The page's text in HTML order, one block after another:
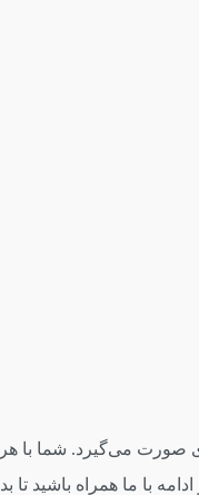
می‌گیرد. شما با هر
با ما همراه باشید تا